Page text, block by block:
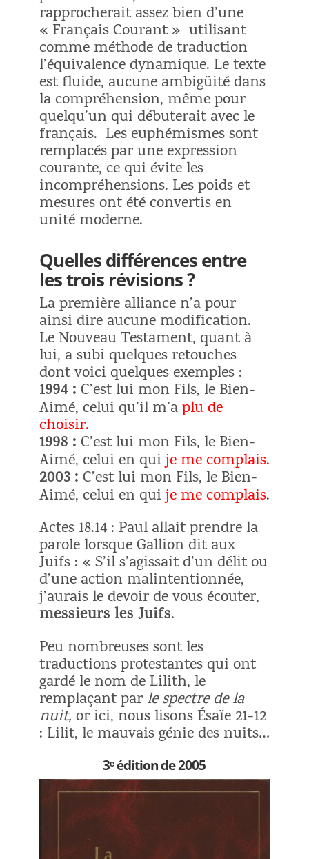
rapprocherait assez bien d’une
« Français Courant » utilisant
comme méthode de traduction
l’équivalence dynamique. Le texte
est fluide, aucune ambigüité dans
la compréhension, même pour
quelqu’un qui débuterait avec le
français. Les euphémismes sont
remplacés par une expression
courante, ce qui évite les
incompréhensions. Les poids et
mesures ont été convertis en
unité moderne.
Quelles différences entre
les trois révisions ?
La première alliance n’a pour
ainsi dire aucune modification.
Le Nouveau Testament, quant à
lui, a subi quelques retouches
dont voici quelques exemples :
1994 : C’est lui mon Fils, le Bien-
Aimé, celui qu’il m’aplu de
choisir.
1998 : C’est lui mon Fils, le Bien-
Aimé, celui en quije me complais.
2003 : C’est lui mon Fils, le Bien-
Aimé, celui en quije me complais.
Actes 18.14 : Paul allait prendre la
parole lorsque Gallion dit aux
Juifs : « S’il s’agissait d’un délit ou
d’une action malintentionnée,
j’aurais le devoir de vous écouter,
messieurs les Juifs.
Peu nombreuses sont les
traductions protestantes qui ont
gardé le nom de Lilith, le
remplaçant par le spectre de la
nuit, or ici, nous lisons Ésaïe 21-12
: Lilit, le mauvais génie des nuits…
3ᵉ édition de 2005